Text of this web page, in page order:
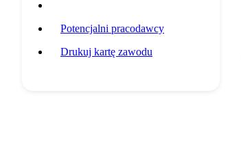
Potencjalni pracodawcy
Drukuj kartę zawodu